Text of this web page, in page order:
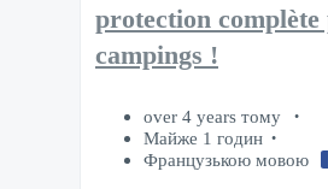
protection complète
campings !
over 4 years тому
Майже 1 годин
Французькою мовою